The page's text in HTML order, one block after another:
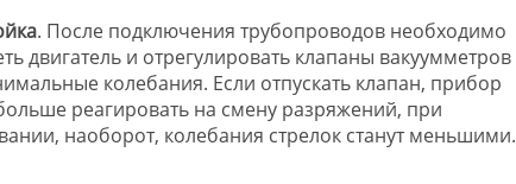
. После подключения трубопроводов необходимо
двигатель и отрегулировать клапаны вакуумметров
колебания. Если отпускать клапан, прибор
реагировать на смену разряжений, при
наоборот, колебания стрелок станут меньшими.